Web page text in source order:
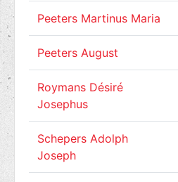
Peeters Martinus Maria
Peeters August
Roymans Désiré
Josephus
Schepers Adolph
Joseph